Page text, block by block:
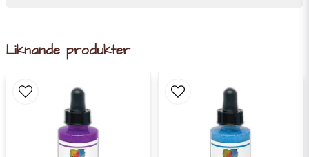
Liknande produkter